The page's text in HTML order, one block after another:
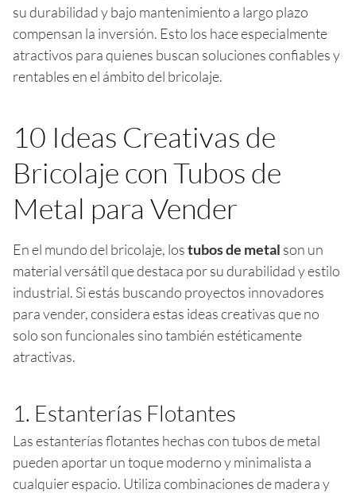
su durabilidad y bajo mantenimiento a largo plazo
compensan la inversión. Esto los hace especialmente
atractivos para quienes buscan soluciones confiables y
rentables en el ámbito del bricolaje.
10 Ideas Creativas de
Bricolaje con Tubos de
Metal para Vender
En el mundo del bricolaje, lostubos de metal son un
material versátil que destaca por su durabilidad y estilo
industrial. Si estás buscando proyectos innovadores
para vender, considera estas ideas creativas que no
solo son funcionales sino también estéticamente
atractivas.
1. Estanterías Flotantes
Las estanterías flotantes hechas con tubos de metal
pueden aportar un toque moderno y minimalista a
cualquier espacio. Utiliza combinaciones de madera y